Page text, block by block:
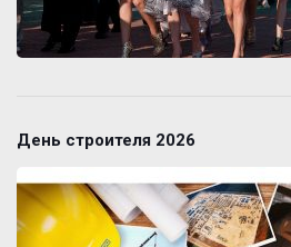
День строителя 2026